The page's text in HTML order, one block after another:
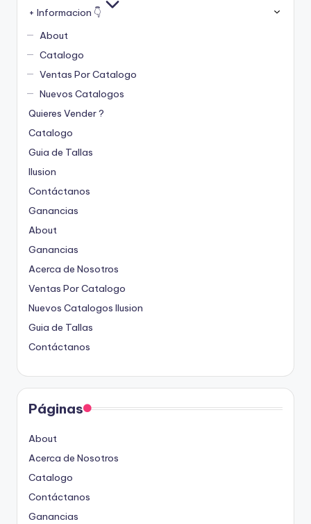
+ Informacion 👇
About
Catalogo
Ventas Por Catalogo
Nuevos Catalogos
Quieres Vender ?
Catalogo
Guia de Tallas
Ilusion
Contáctanos
Ganancias
About
Ganancias
Acerca de Nosotros
Ventas Por Catalogo
Nuevos Catalogos Ilusion
Guia de Tallas
Contáctanos
Páginas
About
Acerca de Nosotros
Catalogo
Contáctanos
Ganancias